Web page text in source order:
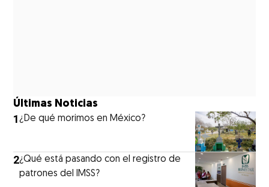
Últimas Noticias
1¿De qué morimos en México?
2¿Qué está pasando con el registro de
patrones del IMSS?